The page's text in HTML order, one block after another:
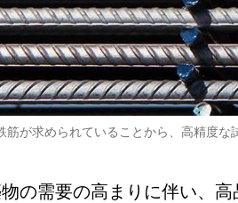
筋が求められていることから、高精度な
の需要の高まりに伴い、